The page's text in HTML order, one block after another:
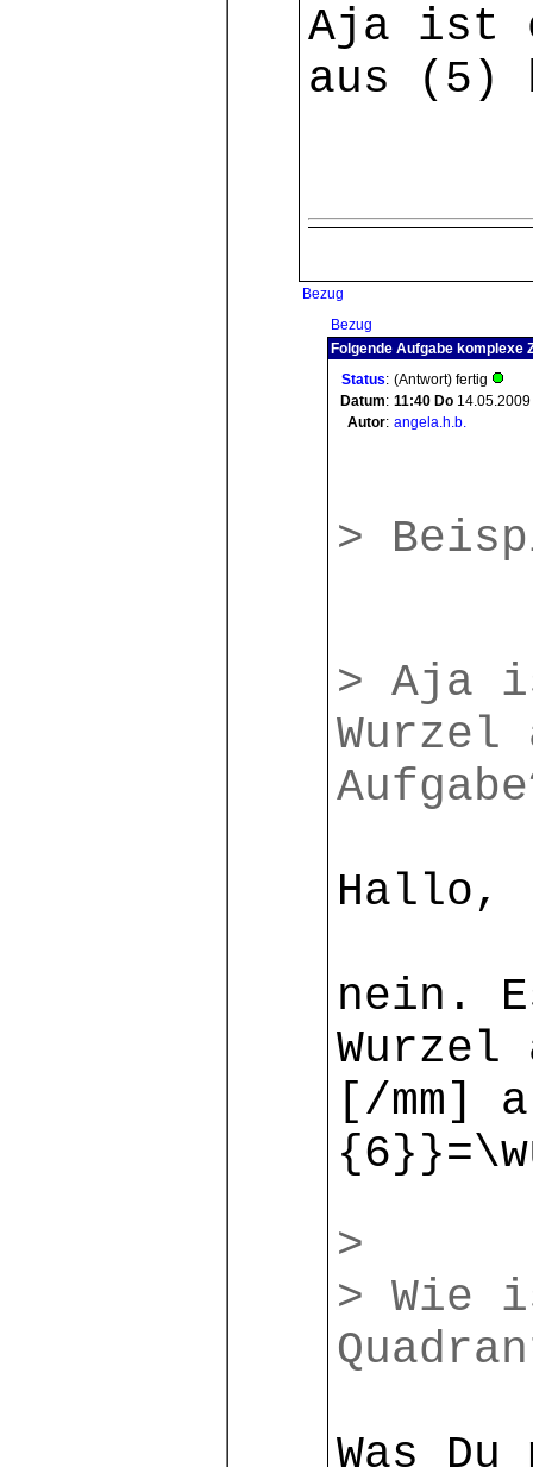
Aja ist
aus (5)
Bezug
Bezug
Folgende Aufgabe komplexe
Status: (Antwort) fertig
Datum: 11:40 Do 14.05.2009
Autor: angela.h.b.
>
> Aja
Hallo,
nein.
[/mm]
>
> Wie
Was